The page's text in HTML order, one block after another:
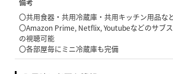
備考
〇共用食器・共用冷蔵庫・共用キッチン用品な
〇Amazon Prime, Netflix, Youtubeなどのサブ
の視聴可能
〇各部屋毎にミニ冷蔵庫も完備